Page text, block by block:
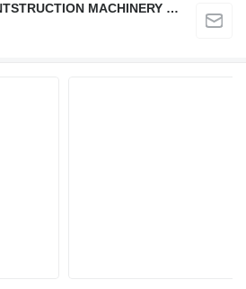
XUZHOU DINGHUA CONTSTRUCTION MACHINERY CO., LTD.